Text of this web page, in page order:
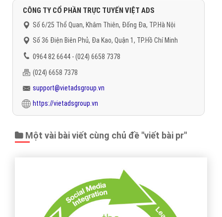
CÔNG TY CỔ PHẦN TRỰC TUYẾN VIỆT ADS
Số 6/25 Thổ Quan, Khâm Thiên, Đống Đa, TP.Hà Nội
Số 36 Điện Biên Phủ, Đa Kao, Quận 1, TP.Hồ Chí Minh
0964 82 6644 - (024) 6658 7378
(024) 6658 7378
support@vietadsgroup.vn
https://vietadsgroup.vn
Một vài bài viết cùng chủ đề "viết bài pr"